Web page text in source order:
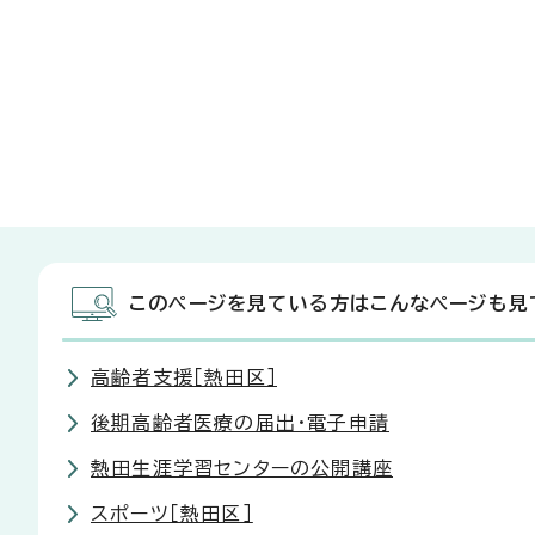
このページを見ている方はこんなページも見
高齢者支援［熱田区］
後期高齢者医療の届出・電子申請
熱田生涯学習センターの公開講座
スポーツ［熱田区］